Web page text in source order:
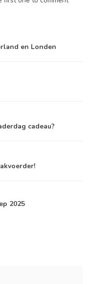
en Londen
cadeau?
2025